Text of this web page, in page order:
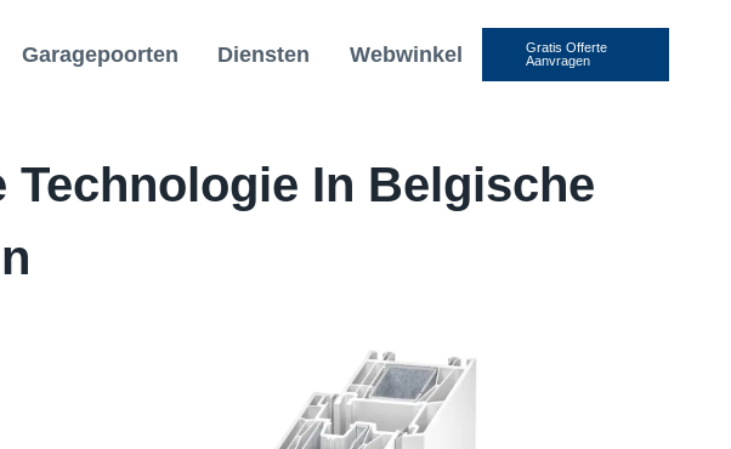
Garagepoorten Diensten Webwinkel
Gratis Offerte
Aanvragen
In Belgische